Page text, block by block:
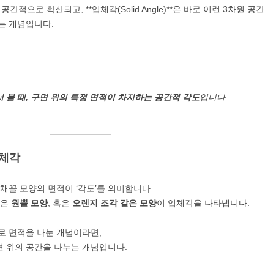
간적으로 확산되고, **입체각(Solid Angle)**은 바로 이런 3차원 공간
개념입니다.
볼 때, 구면 위의 특정 면적이 차지하는 공간적 각도입니다.
각
꼴 모양의 면적이 ‘각도’를 의미합니다.
원뿔 모양, 혹은 오렌지 조각 같은 모양이 입체각을 나타냅니다.
면적을 나눈 개념이라면,
위의 공간을 나누는 개념입니다.